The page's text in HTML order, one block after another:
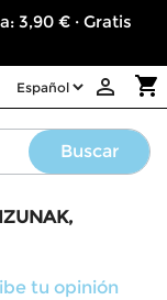
3,90 € · Gratis
shopping_cart

Buscar
tu opinión